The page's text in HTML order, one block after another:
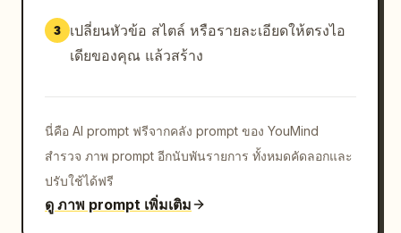
3
เปลี่ยนหัวข้อ สไตล์ หรือรายละเอียดให้ตรงไอ
เดียของคุณ แล้วสร้าง
นี่คือ AI prompt ฟรีจากคลัง prompt ของ YouMind
สำรวจ ภาพ prompt อีกนับพันรายการ ทั้งหมดคัดลอกและ
ปรับใช้ได้ฟรี
ดู ภาพ prompt เพิ่มเติม